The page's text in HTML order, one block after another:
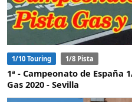
1/10 Touring 1/8 Pista
1ª - Campeonato de España
Gas 2020 - Sevilla